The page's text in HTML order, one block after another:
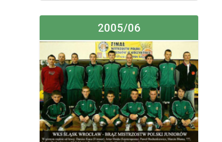
2005/06